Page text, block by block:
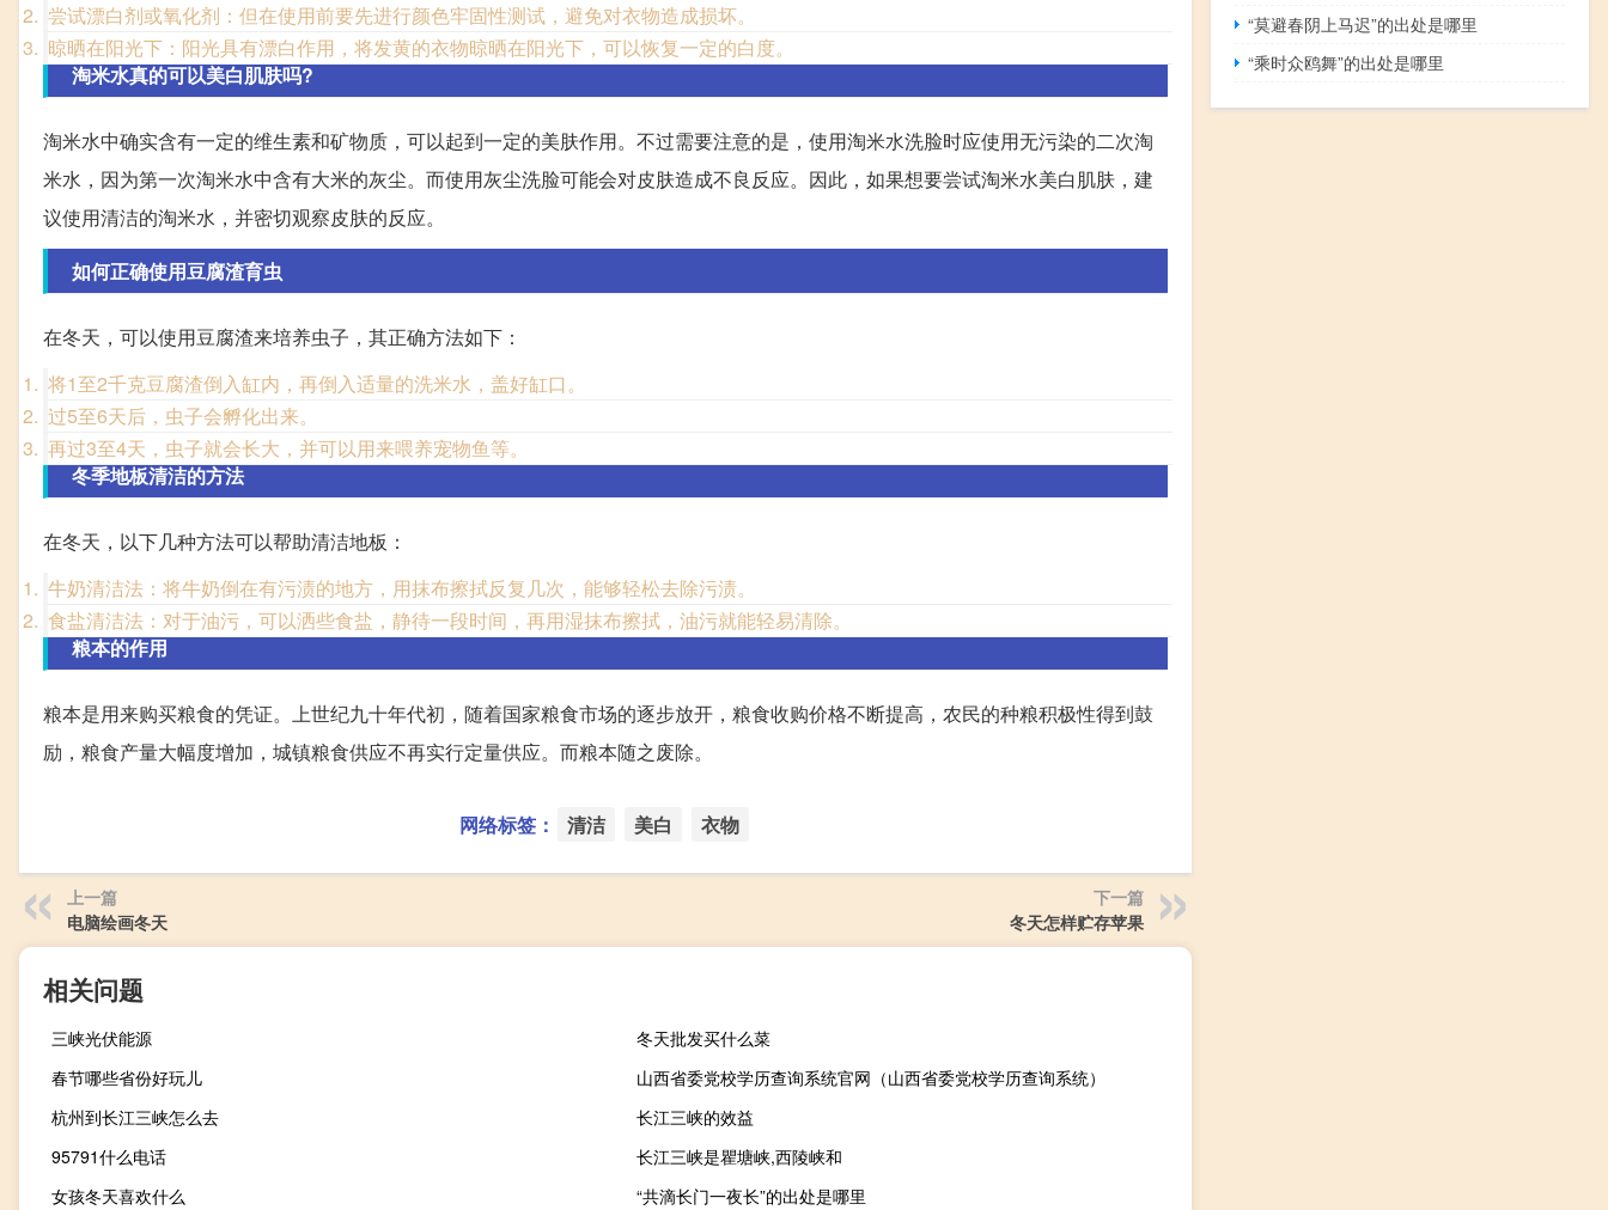
尝试漂白剂或氧化剂：但在使用前要先进行颜色牢固性测试，避免对衣物造成损坏。
晾晒在阳光下：阳光具有漂白作用，将发黄的衣物晾晒在阳光下，可以恢复一定的白度。
淘米水真的可以美白肌肤吗?
淘米水中确实含有一定的维生素和矿物质，可以起到一定的美肤作用。不过需要注意的是，使用淘米水洗脸时应使用无污染的二次淘
米水，因为第一次淘米水中含有大米的灰尘。而使用灰尘洗脸可能会对皮肤造成不良反应。因此，如果想要尝试淘米水美白肌肤，建
议使用清洁的淘米水，并密切观察皮肤的反应。
如何正确使用豆腐渣育虫
在冬天，可以使用豆腐渣来培养虫子，其正确方法如下：
将1至2千克豆腐渣倒入缸内，再倒入适量的洗米水，盖好缸口。
过5至6天后，虫子会孵化出来。
再过3至4天，虫子就会长大，并可以用来喂养宠物鱼等。
冬季地板清洁的方法
在冬天，以下几种方法可以帮助清洁地板：
牛奶清洁法：将牛奶倒在有污渍的地方，用抹布擦拭反复几次，能够轻松去除污渍。
食盐清洁法：对于油污，可以洒些食盐，静待一段时间，再用湿抹布擦拭，油污就能轻易清除。
粮本的作用
粮本是用来购买粮食的凭证。上世纪九十年代初，随着国家粮食市场的逐步放开，粮食收购价格不断提高，农民的种粮积极性得到鼓
励，粮食产量大幅度增加，城镇粮食供应不再实行定量供应。而粮本随之废除。
网络标签： 清洁 美白 衣物
上一篇
电脑绘画冬天
下一篇
冬天怎样贮存苹果
相关问题
三峡光伏能源
冬天批发买什么菜
春节哪些省份好玩儿
山西省委党校学历查询系统官网（山西省委党校学历查询系统）
杭州到长江三峡怎么去
长江三峡的效益
95791什么电话
长江三峡是瞿塘峡,西陵峡和
女孩冬天喜欢什么
“共滴长门一夜长”的出处是哪里
“莫避春阴上马迟”的出处是哪里
“乘时众鸥舞”的出处是哪里